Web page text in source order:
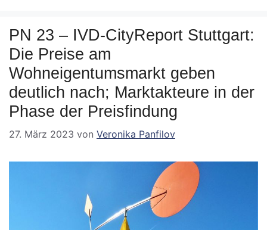
PN 23 – IVD-CityReport Stuttgart:
Die Preise am
Wohneigentumsmarkt geben
deutlich nach; Marktakteure in der
Phase der Preisfindung
27. März 2023 von Veronika Panfilov